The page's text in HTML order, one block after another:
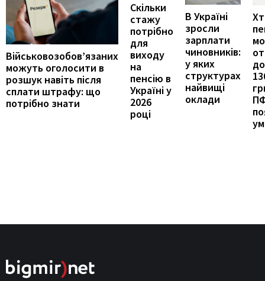
Військовозобов’язаних
можуть оголосити в
розшук навіть після
сплати штрафу: що
потрібно знати
Скільки
стажу
потрібно
для
виходу
на
пенсію в
Україні у
2026
році
В Україні
зросли
зарплати
чиновників:
у яких
структурах
найвищі
оклади